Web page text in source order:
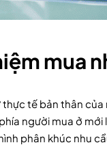
mua
tế bản thân
người mua ở
phân khúc nhu